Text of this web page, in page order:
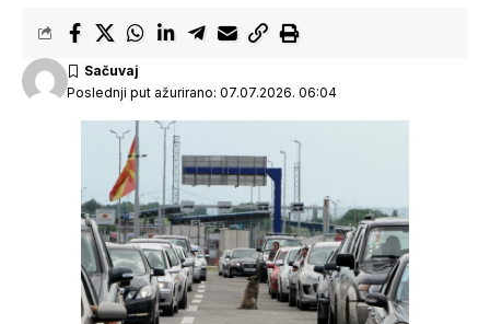
Poslednji put ažurirano: 07.07.2026. 06:04